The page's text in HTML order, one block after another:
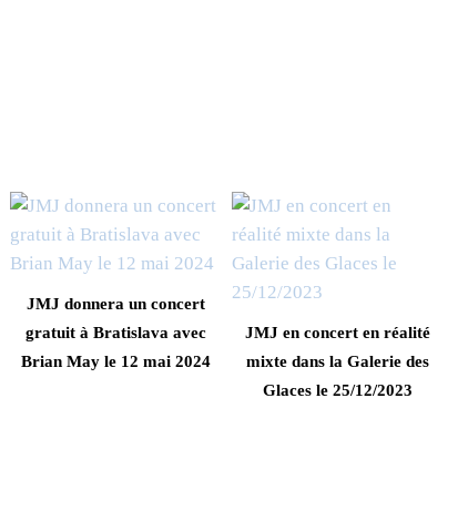
JMJ donnera un concert
gratuit à Bratislava avec
Brian May le 12 mai 2024
JMJ en concert en réalité
mixte dans la Galerie des
Glaces le 25/12/2023